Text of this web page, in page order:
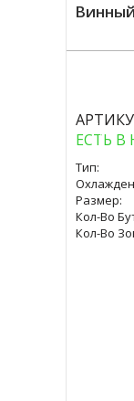
ЕСТЬ
Тип:
Размер:
Кол-Во
Кол-Во